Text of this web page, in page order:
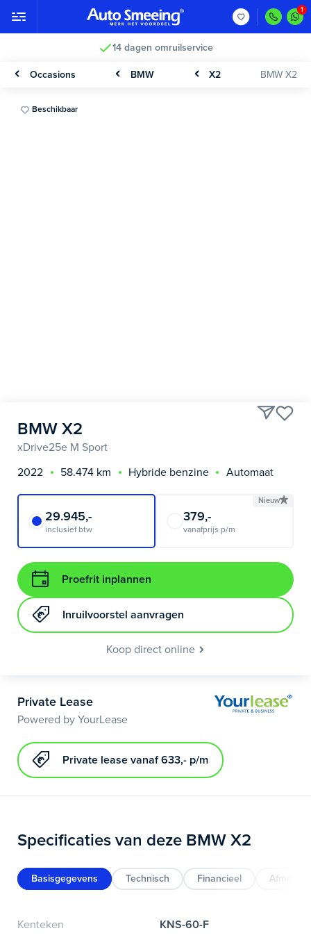
14 dagen omruilservice
Occasions BMW X2 BMW X2
Beschikbaar
BMW X2
xDrive25e M Sport
2022
58.474 km Hybride benzine Automaat
29.945,-
inclusief btw
Nieuw
379,-
vanafprijs p/m
Proefrit inplannen
Inruilvoorstel aanvragen
Koop direct online
Private Lease
Powered by YourLease
Private lease vanaf 633,- p/m
Specificaties van deze BMW X2
Basisgegevens Technisch Financieel
Kenteken
KNS-60-F